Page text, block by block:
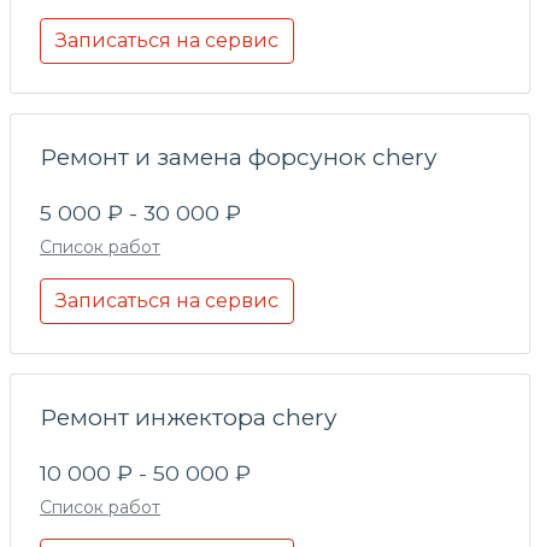
Записаться на сервис
Ремонт и замена форсунок chery
5 000 ₽ - 30 000 ₽
Список работ
Записаться на сервис
Ремонт инжектора chery
10 000 ₽ - 50 000 ₽
Список работ